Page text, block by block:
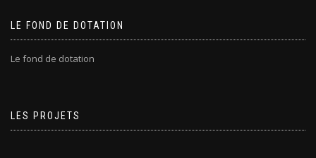
LE FOND DE DOTATION
Le fond de dotation
LES PROJETS